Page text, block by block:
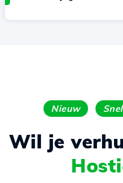
Nieuw Snel
Wil je